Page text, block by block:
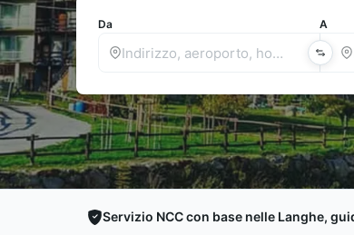
Da A
Servizio NCC con base nelle Langhe,